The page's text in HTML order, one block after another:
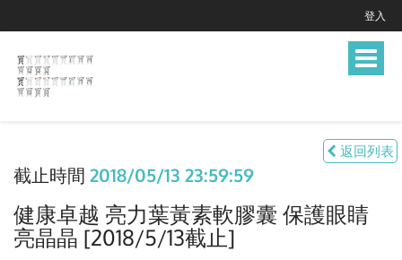
登入
Toggle
返回列表
截止時間 2018/05/13 23:59:59
健康卓越 亮力葉黃素軟膠囊 保護眼睛
亮晶晶 [2018/5/13截止]